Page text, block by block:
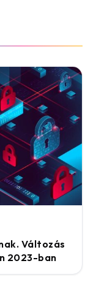
Változás
2023-ban